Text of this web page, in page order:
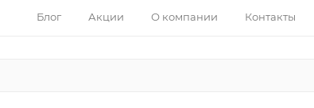
Блог Акции О компании Контакты